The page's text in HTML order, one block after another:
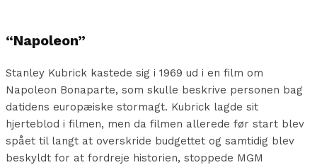
“Napoleon”
Stanley Kubrick kastede sig i 1969 ud i en film om
Napoleon Bonaparte, som skulle beskrive personen bag
datidens europæiske stormagt. Kubrick lagde sit
hjerteblod i filmen, men da filmen allerede før start blev
spået til langt at overskride budgettet og samtidig blev
beskyldt for at fordreje historien, stoppede MGM